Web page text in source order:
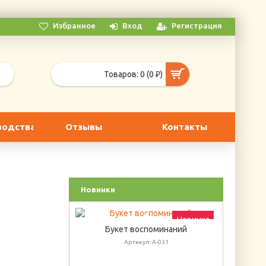
Избранное Вход Регистрация
Товаров: 0 (0 ₽)
Отзывы Контакты
Новинки
Новинка
Букет воспоминаний
Артикул: А-031